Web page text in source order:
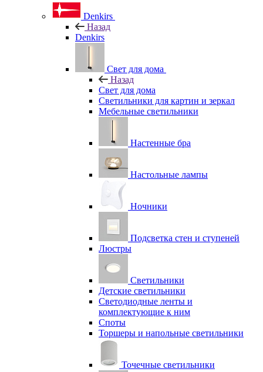
Denkirs
Назад
Denkirs
Свет для дома
Назад
Свет для дома
Светильники для картин и зеркал
Мебельные светильники
Настенные бра
Настольные лампы
Ночники
Подсветка стен и ступеней
Люстры
Светильники
Детские светильники
Светодиодные ленты и
комплектующие к ним
Споты
Торшеры и напольные светильники
Точечные светильники